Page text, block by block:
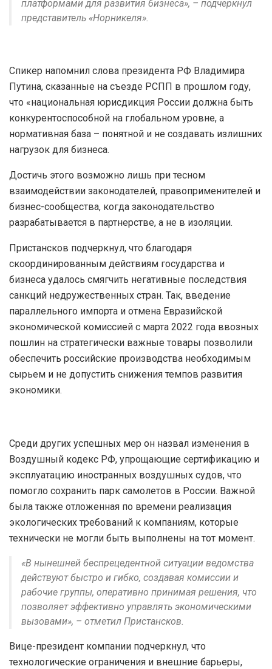
платформами для развития бизнеса», – подчеркнул
представитель «Норникеля».
Спикер напомнил слова президента РФ Владимира
Путина, сказанные на съезде РСПП в прошлом году,
что «национальная юрисдикция России должна быть
конкурентоспособной на глобальном уровне, а
нормативная база – понятной и не создавать излишних
нагрузок для бизнеса.
Достичь этого возможно лишь при тесном
взаимодействии законодателей, правоприменителей и
бизнес-сообщества, когда законодательство
разрабатывается в партнерстве, а не в изоляции.
Пристансков подчеркнул, что благодаря
скоординированным действиям государства и
бизнеса удалось смягчить негативные последствия
санкций недружественных стран. Так, введение
параллельного импорта и отмена Евразийской
экономической комиссией с марта 2022 года ввозных
пошлин на стратегически важные товары позволили
обеспечить российские производства необходимым
сырьем и не допустить снижения темпов развития
экономики.
Среди других успешных мер он назвал изменения в
Воздушный кодекс РФ, упрощающие сертификацию и
эксплуатацию иностранных воздушных судов, что
помогло сохранить парк самолетов в России. Важной
была также отложенная по времени реализация
экологических требований к компаниям, которые
технически не могли быть выполнены на тот момент.
«В нынешней беспрецедентной ситуации ведомства
действуют быстро и гибко, создавая комиссии и
рабочие группы, оперативно принимая решения, что
позволяет эффективно управлять экономическими
вызовами», – отметил Пристансков.
Вице-президент компании подчеркнул, что
технологические ограничения и внешние барьеры,